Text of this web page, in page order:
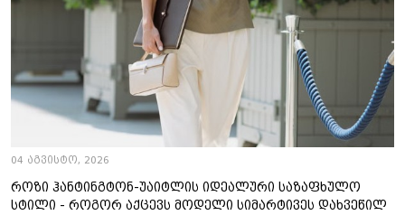
04 აგვისტო, 2026
როზი ჰანტინგტონ-უაიტლის იდეალური საზაფხულო
სტილი - როგორ აქცევს მოდელი სიმარტივეს დახვეწილ